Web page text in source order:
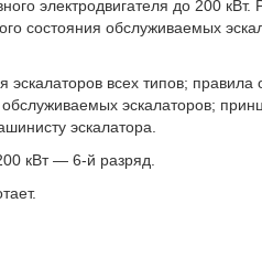
электродвигателя до 200
состояния обслуживаемых
эскалаторов всех типов;
эскалаторов;
эскалатора.
кВт — 6-й разряд.